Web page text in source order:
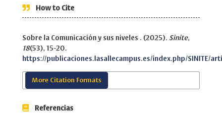
How to Cite
Sobre la Comunicación y sus niveles . (2025). Sinite,
18(53), 15-20.
https://publicaciones.lasallecampus.es/index.php/SINITE/
More Citation Formats
Referencias